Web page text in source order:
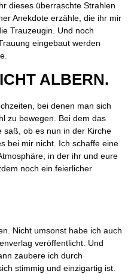
dieses überraschte Strahlen
Anekdote erzähle, die ihr mir
Trauzeugin. Und noch
eingebaut werden
ALBERN.
bei denen man sich
zu bewegen. Bei dem das
saß, ob es nun in der Kirche
bei mir nicht. Ich schaffe eine
in der ihr und eure
noch ein feierlicher
Nicht umsonst habe ich auch
veröffentlicht. Und
zaubere ich durch
stimmig und einzigartig ist.